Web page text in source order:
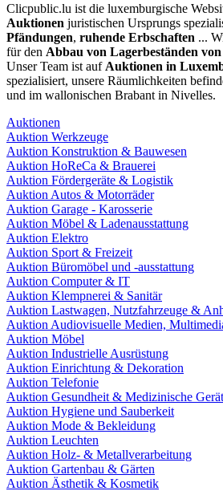
Clicpublic.lu ist die luxemburgische
Auktionen juristischen Ursprungs
Pfändungen, ruhende Erbschaften ...
für den Abbau von Lagerbeständen
Unser Team ist auf Auktionen in
spezialisiert, unsere Räumlichkeiten
und im wallonischen Brabant in Nivelles.
Auktionen
Auktion Werkzeuge
Auktion Konstruktion & Bauwesen
Auktion HoReCa & Brauerei
Auktion Fördergeräte & Logistik
Auktion Autos & Motorräder
Auktion Garage - Karosserie
Auktion Möbel & Ladenausstattung
Auktion Elektro
Auktion Sport & Freizeit
Auktion Büromöbel und -ausstattung
Auktion Computer & IT
Auktion Klempnerei & Sanitär
Auktion Lastwagen, Nutzfahrzeuge &
Auktion Audiovisuelle Medien,
Auktion Möbel
Auktion Industrielle Ausrüstung
Auktion Einrichtung & Dekoration
Auktion Telefonie
Auktion Gesundheit & Medizinische
Auktion Hygiene und Sauberkeit
Auktion Mode & Bekleidung
Auktion Leuchten
Auktion Holz- & Metallverarbeitung
Auktion Gartenbau & Gärten
Auktion Ästhetik & Kosmetik